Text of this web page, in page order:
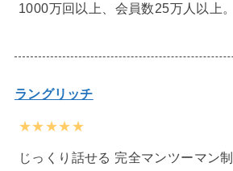
1000万回以上、会員数25万人以上。
ラングリッチ
★★★★★
じっくり話せる 完全マンツーマン制